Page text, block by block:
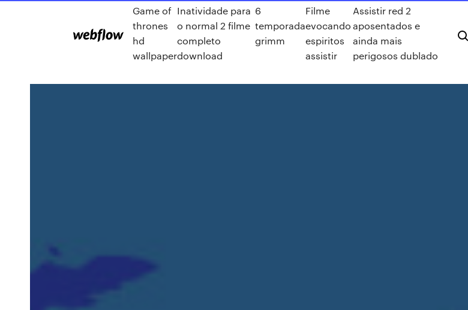
Game of
thrones
hd
wallpaper
Inatividade para
o normal 2 filme
completo
download
6
temporada
grimm
Filme
evocando
espiritos
assistir
Assistir red 2
aposentados e
ainda mais
perigosos dublado